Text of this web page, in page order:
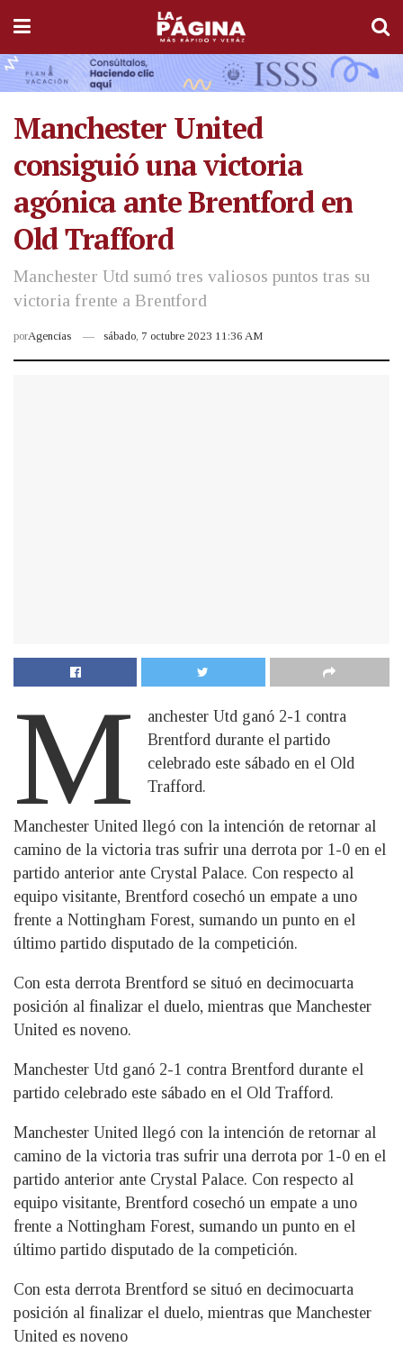
Manchester United
consiguió una victoria
agónica ante Brentford en
Old Trafford
Manchester Utd sumó tres valiosos puntos tras su
victoria frente a Brentford
porAgencias sábado, 7 octubre 2023 11:36 AM
M
anchester Utd ganó 2-1 contra
Brentford durante el partido
celebrado este sábado en el Old
Trafford.
Manchester United llegó con la intención de retornar al
camino de la victoria tras sufrir una derrota por 1-0 en el
partido anterior ante Crystal Palace. Con respecto al
equipo visitante, Brentford cosechó un empate a uno
frente a Nottingham Forest, sumando un punto en el
último partido disputado de la competición.
Con esta derrota Brentford se situó en decimocuarta
posición al finalizar el duelo, mientras que Manchester
United es noveno.
Manchester Utd ganó 2-1 contra Brentford durante el
partido celebrado este sábado en el Old Trafford.
Manchester United llegó con la intención de retornar al
camino de la victoria tras sufrir una derrota por 1-0 en el
partido anterior ante Crystal Palace. Con respecto al
equipo visitante, Brentford cosechó un empate a uno
frente a Nottingham Forest, sumando un punto en el
último partido disputado de la competición.
Con esta derrota Brentford se situó en decimocuarta
posición al finalizar el duelo, mientras que Manchester
United es noveno